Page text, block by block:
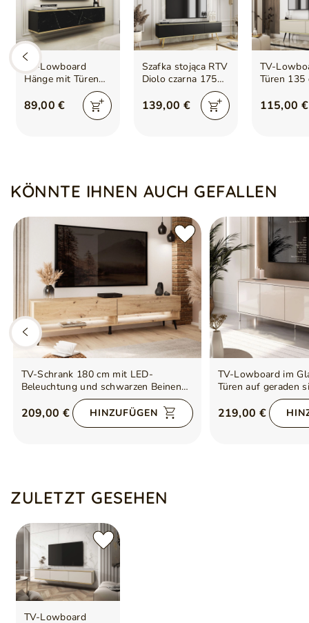
TV-Lowboard
Hänge mit Türen
Schwarzer Marmor
mit glatter Front
89,00 €
Szafka stojąca RTV
Diolo czarna 175
139,00 €
TV-
Türen 135
Diolo
glatter
115,00 €
KÖNNTE IHNEN AUCH GEFALLEN
TV-Schrank 180 cm mit LED-
Beleuchtung und schwarzen Beinen
Aurelie Artisan Eiche
209,00 € HINZUFÜGEN
TV-Lowboard im
Türen auf geraden
Vivance, Kaschmir
219,00 €
ZULETZT GESEHEN
TV-Lowboard